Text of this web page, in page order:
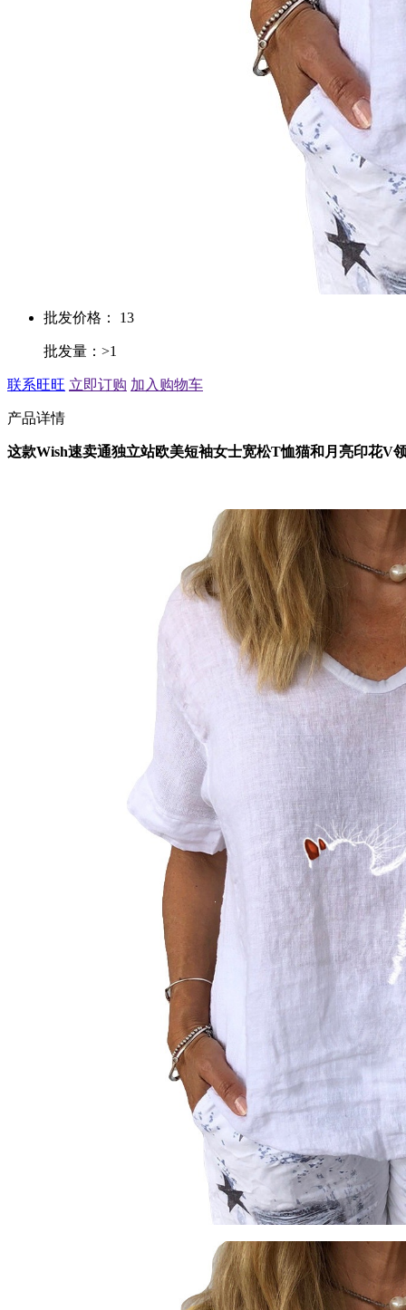
批发价格： 13
批发量：>1
联系旺旺 立即订购 加入购物车
产品详情
这款Wish速卖通独立站欧美短袖女士宽松T恤猫和月亮印花V